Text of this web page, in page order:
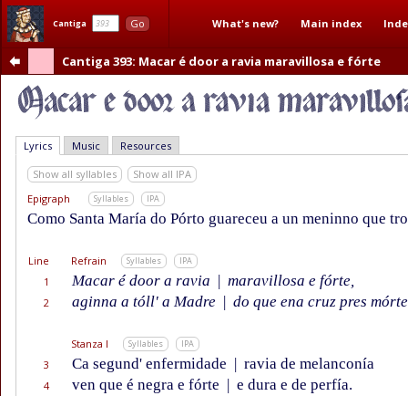
Cantiga Go What's new? Main index
Cantiga 393: Macar é door a ravia maravillosa e fórte
Lyrics Music Resources
Show all syllables
Show all IPA
Epigraph
Syllables IPA
Como Santa María do Pórto guareceu a un meninno que
Line Refrain Syllables IPA
1 Macar é door a ravia | maravillosa e fórte,
2 aginna a tóll' a Madre | do que ena cruz pres
Stanza I Syllables IPA
3 Ca segund' enfermidade | ravia de melanconía
4 ven que é negra e fórte | e dura e de perfía.